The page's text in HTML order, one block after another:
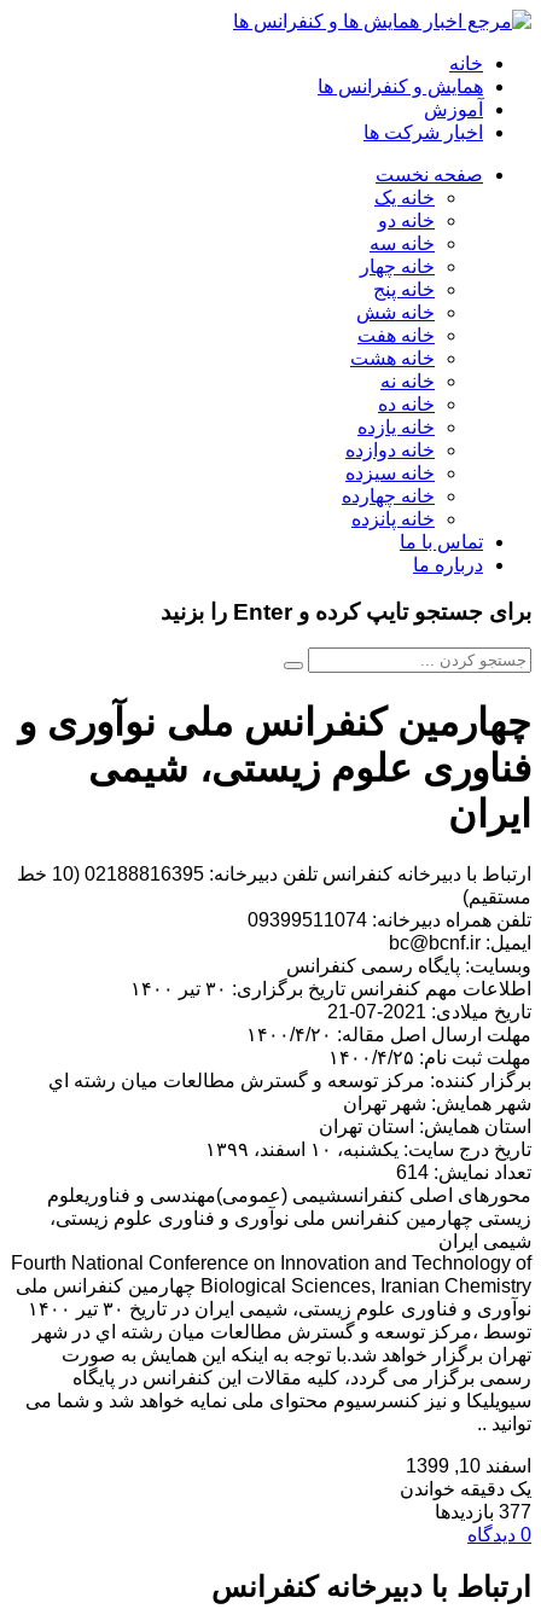
خانه
همایش و کنفرانس ها
آموزش
اخبار شرکت ها
صفحه نخست
خانه یک
خانه دو
خانه سه
خانه چهار
خانه پنج
خانه شش
خانه هفت
خانه هشت
خانه نه
خانه ده
خانه یازده
خانه دوازده
خانه سیزده
خانه چهارده
خانه پانزده
تماس با ما
درباره ما
برای جستجو تایپ کرده و Enter را بزنید
چهارمین کنفرانس ملی نوآوری و
فناوری علوم زیستی، شیمی
ایران
ارتباط با دبیرخانه کنفرانس تلفن دبیرخانه: 02188816395 (10 خط
مستقیم)
تلفن همراه دبیرخانه: 09399511074
ایمیل: bc@bcnf.ir
وبسایت: پایگاه رسمی کنفرانس
اطلاعات مهم کنفرانس تاریخ برگزاری: ۳۰ تیر ۱۴۰۰
تاریخ میلادی: 2021-07-21
مهلت ارسال اصل مقاله: ۱۴۰۰/۴/۲۰
مهلت ثبت نام: ۱۴۰۰/۴/۲۵
برگزار کننده: مركز توسعه و گسترش مطالعات ميان رشته اي
شهر همایش: شهر تهران
استان همایش: استان تهران
تاریخ درج سایت: یکشنبه، ۱۰ اسفند، ۱۳۹۹
تعداد نمایش: 614
محورهای اصلی کنفرانسشیمی (عمومی)مهندسی و فناوریعلوم
زیستی چهارمین کنفرانس ملی نوآوری و فناوری علوم زیستی،
شیمی ایران
Fourth National Conference on Innovation and Technology of
Biological Sciences, Iranian Chemistry چهارمین کنفرانس ملی
نوآوری و فناوری علوم زیستی، شیمی ایران در تاریخ ۳۰ تیر ۱۴۰۰
توسط ،مركز توسعه و گسترش مطالعات ميان رشته اي در شهر
تهران برگزار خواهد شد.با توجه به اینکه این همایش به صورت
رسمی برگزار می گردد، کلیه مقالات این کنفرانس در پایگاه
سیویلیکا و نیز کنسرسیوم محتوای ملی نمایه خواهد شد و شما می
توانید ..
اسفند 10, 1399
یک دقیقه خواندن
377 بازدیدها
0 دیدگاه
ارتباط با دبیرخانه کنفرانس